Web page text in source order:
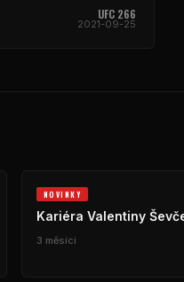
UFC 266
2021-09-25
NOVINKY
Kariéra Valentiny
3 měsíci